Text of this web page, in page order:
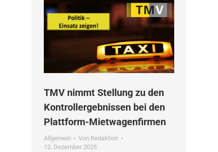
TMV nimmt Stellung zu den
Kontrollergebnissen bei den
Plattform-Mietwagenfirmen
Allgemein Von Redaktion
12. Dezember 2025